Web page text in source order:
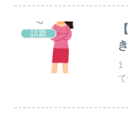
話題
1